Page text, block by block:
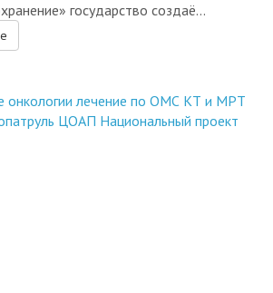
ЦОАП Национальный проект